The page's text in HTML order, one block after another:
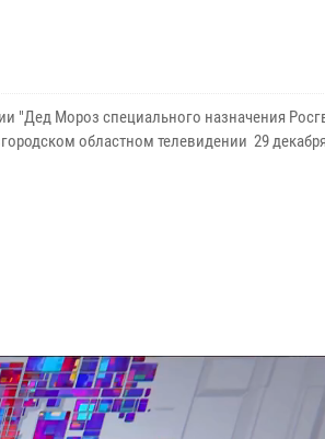
"Дед Мороз специального назначения
областном телевидении 29